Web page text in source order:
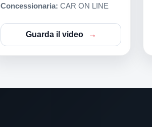
Concessionaria: CAR ON LINE
Guarda il video